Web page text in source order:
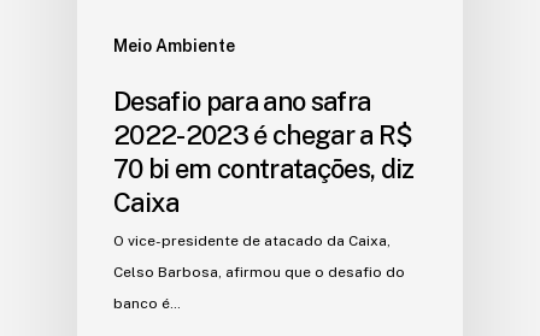
Meio Ambiente
Desafio para ano safra
2022-2023 é chegar a R$
70 bi em contratações, diz
Caixa
O vice-presidente de atacado da Caixa,
Celso Barbosa, afirmou que o desafio do
banco é…